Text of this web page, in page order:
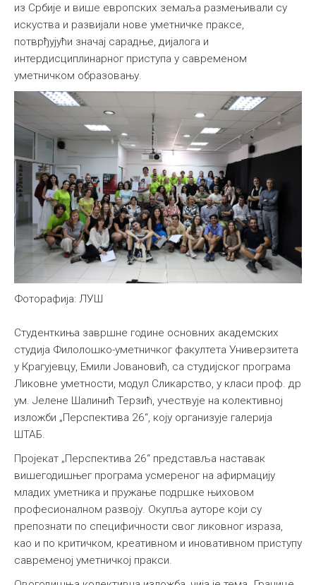
из Србије и више европских земаља размењивали су
искуства и развијали нове уметничке праксе,
потврђујући значај сарадње, дијалога и
интердисциплинарног приступа у савременом
уметничком образовању.
Фоторафија: ЛУШ
Студенткиња завршне године основних академских
студија Филолошко-уметничког факултета Универзитета
у Крагујевцу, Емили Јовановић, са студијског програма
Ликовне уметности, модул Сликарство, у класи проф. др
ум. Јелене Шалинић Терзић, учествује на колективној
изложби „Перспектива 26“, коју организује галерија
ШТАБ.
Пројекат „Перспектива 26“ представља наставак
вишегодишњег програма усмереног на афирмацију
младих уметника и пружање подршке њиховом
професионалном развоју. Окупља ауторе који су
препознати по специфичности свог ликовног израза,
као и по критичком, креативном и иновативном приступу
савременој уметничкој пракси.